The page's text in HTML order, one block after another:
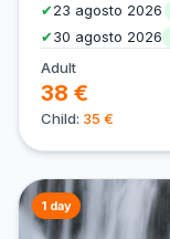
✔23 agosto 2026
✔30 agosto 2026
Adult
38 €
Child: 35 €
1 day